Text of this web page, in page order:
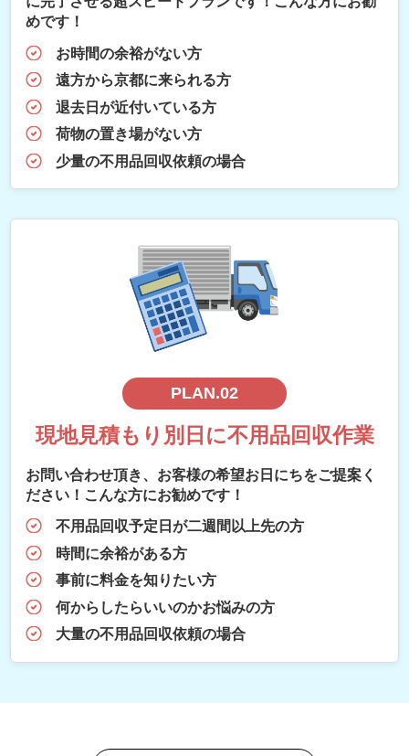
めです！
お時間の余裕がない方
遠方から京都に来られる方
退去日が近付いている方
荷物の置き場がない方
少量の不用品回収依頼の場合
PLAN.02
現地見積もり別日に不用品回収作業
お問い合わせ頂き、お客様の希望お日にちをご提案く
ださい！こんな方にお勧めです！
不用品回収予定日が二週間以上先の方
時間に余裕がある方
事前に料金を知りたい方
何からしたらいいのかお悩みの方
大量の不用品回収依頼の場合